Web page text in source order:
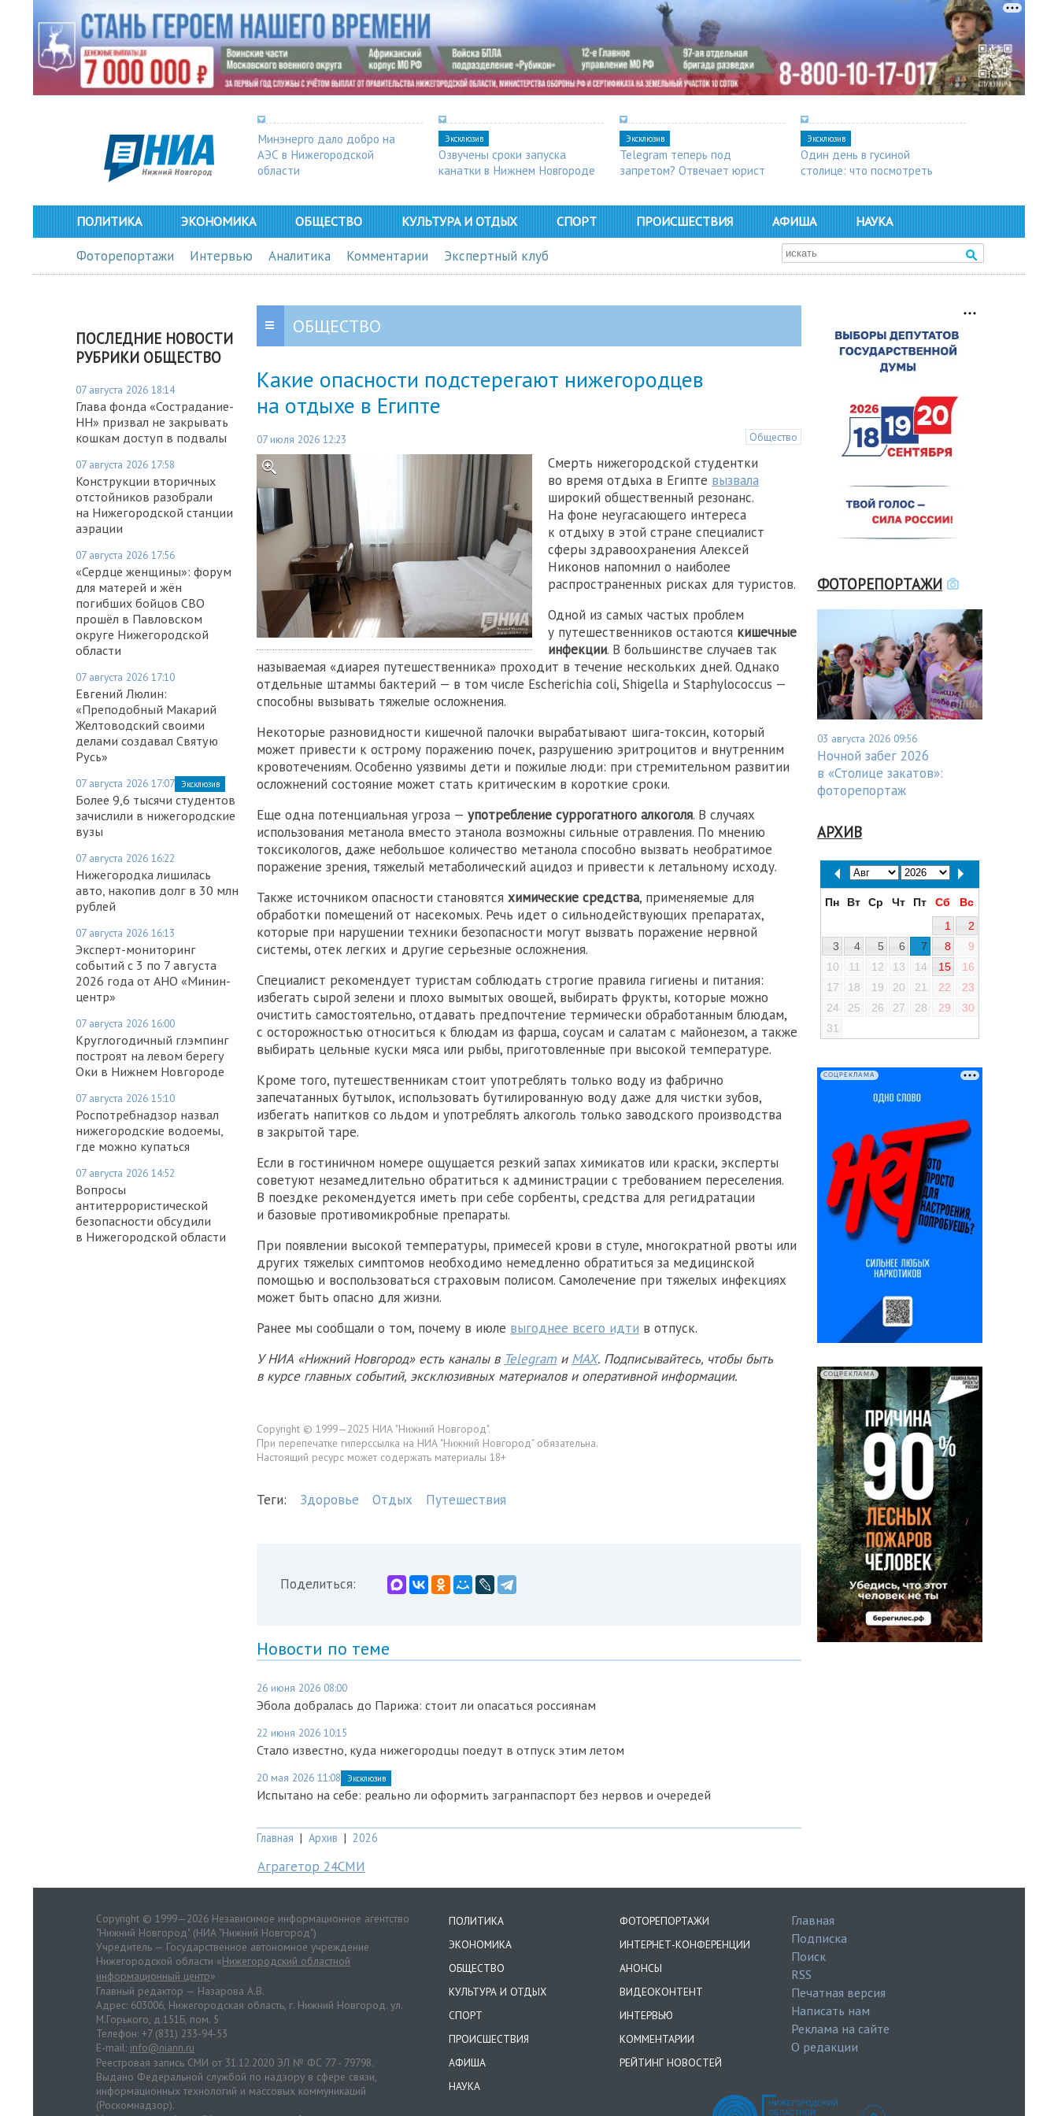
Минэнерго дало добро на
АЭС в Нижегородской
области
Эксклюзив
Озвучены сроки запуска
канатки в Нижнем Новгороде
Эксклюзив
Telegram теперь под
запретом? Отвечает юрист
Эксклюзив
Один день в гусиной
столице: что посмотреть
ПОЛИТИКА ЭКОНОМИКА ОБЩЕСТВО КУЛЬТУРА И ОТДЫХ СПОРТ ПРОИСШЕСТВИЯ АФИША НАУКА
Фоторепортажи Интервью Аналитика Комментарии Экспертный клуб
ПОСЛЕДНИЕ НОВОСТИ
РУБРИКИ ОБЩЕСТВО
07 августа 2026 18:14
Глава фонда «Сострадание-
НН» призвал не закрывать
кошкам доступ в подвалы
07 августа 2026 17:58
Конструкции вторичных
отстойников разобрали
на Нижегородской станции
аэрации
07 августа 2026 17:56
«Сердце женщины»: форум
для матерей и жён
погибших бойцов СВО
прошёл в Павловском
округе Нижегородской
области
07 августа 2026 17:10
Евгений Люлин:
«Преподобный Макарий
Желтоводский своими
делами создавал Святую
Русь»
07 августа 2026 17:07 Эксклюзив
Более 9,6 тысячи студентов
зачислили в нижегородские
вузы
07 августа 2026 16:22
Нижегородка лишилась
авто, накопив долг в 30 млн
рублей
07 августа 2026 16:13
Эксперт-мониторинг
событий с 3 по 7 августа
2026 года от АНО «Минин-
центр»
07 августа 2026 16:00
Круглогодичный глэмпинг
построят на левом берегу
Оки в Нижнем Новгороде
07 августа 2026 15:10
Роспотребнадзор назвал
нижегородские водоемы,
где можно купаться
07 августа 2026 14:52
Вопросы
антитеррористической
безопасности обсудили
в Нижегородской области
ОБЩЕСТВО
Какие опасности подстерегают нижегородцев
на отдыхе в Египте
07 июля 2026 12:23 Общество
Смерть нижегородской студентки
во время отдыха в Египте вызвала
широкий общественный резонанс.
На фоне неугасающего интереса
к отдыху в этой стране специалист
сферы здравоохранения Алексей
Никонов напомнил о наиболее
распространенных рисках для туристов.
Одной из самых частых проблем
у путешественников остаются кишечные
инфекции. В большинстве случаев так
называемая «диарея путешественника» проходит в течение нескольких дней. Однако
отдельные штаммы бактерий — в том числе Escherichia coli, Shigella и Staphylococcus —
способны вызывать тяжелые осложнения.
Некоторые разновидности кишечной палочки вырабатывают шига-токсин, который
может привести к острому поражению почек, разрушению эритроцитов и внутренним
кровотечениям. Особенно уязвимы дети и пожилые люди: при стремительном развитии
осложнений состояние может стать критическим в короткие сроки.
Еще одна потенциальная угроза — употребление суррогатного алкоголя. В случаях
использования метанола вместо этанола возможны сильные отравления. По мнению
токсикологов, даже небольшое количество метанола способно вызвать необратимое
поражение зрения, тяжелый метаболический ацидоз и привести к летальному исходу.
Также источником опасности становятся химические средства, применяемые для
обработки помещений от насекомых. Речь идет о сильнодействующих препаратах,
которые при нарушении техники безопасности могут вызвать поражение нервной
системы, отек легких и другие серьезные осложнения.
Специалист рекомендует туристам соблюдать строгие правила гигиены и питания:
избегать сырой зелени и плохо вымытых овощей, выбирать фрукты, которые можно
очистить самостоятельно, отдавать предпочтение термически обработанным блюдам,
с осторожностью относиться к блюдам из фарша, соусам и салатам с майонезом, а также
выбирать цельные куски мяса или рыбы, приготовленные при высокой температуре.
Кроме того, путешественникам стоит употреблять только воду из фабрично
запечатанных бутылок, использовать бутилированную воду даже для чистки зубов,
избегать напитков со льдом и употреблять алкоголь только заводского производства
в закрытой таре.
Если в гостиничном номере ощущается резкий запах химикатов или краски, эксперты
советуют незамедлительно обратиться к администрации с требованием переселения.
В поездке рекомендуется иметь при себе сорбенты, средства для регидратации
и базовые противомикробные препараты.
При появлении высокой температуры, примесей крови в стуле, многократной рвоты или
других тяжелых симптомов необходимо немедленно обратиться за медицинской
помощью и воспользоваться страховым полисом. Самолечение при тяжелых инфекциях
может быть опасно для жизни.
Ранее мы сообщали о том, почему в июле выгоднее всего идти в отпуск.
У НИА «Нижний Новгород» есть каналы в Telegram и MAX. Подписывайтесь, чтобы быть
в курсе главных событий, эксклюзивных материалов и оперативной информации.
Copyright © 1999—2025 НИА "Нижний Новгород".
При перепечатке гиперссылка на НИА "Нижний Новгород" обязательна.
Настоящий ресурс может содержать материалы 18+
Теги: Здоровье Отдых Путешествия
Поделиться:
Новости по теме
26 июня 2026 08:00
Эбола добралась до Парижа: стоит ли опасаться россиянам
22 июня 2026 10:15
Стало известно, куда нижегородцы поедут в отпуск этим летом
20 мая 2026 11:08 Эксклюзив
Испытано на себе: реально ли оформить загранпаспорт без нервов и очередей
Главная | Архив | 2026
Аграгетор 24СМИ
ФОТОРЕПОРТАЖИ
03 августа 2026 09:56
Ночной забег 2026
в «Столице закатов»:
фоторепортаж
АРХИВ
Пн Вт Ср Чт Пт Сб
Вс
1
2
3
4 5 6 7 8
9
10
11 12 13 14 15
16
17
18 19 20 21 22
23
24
25 26 27 28 29
30
31
СОЦРЕКЛАМА
СОЦРЕКЛАМА
Copyright © 1999—2026 Независимое информационное агентство
"Нижний Новгород" (НИА "Нижний Новгород")
Учредитель — Государственное автономное учреждение
Нижегородской области «Нижегородский областной
информационный центр»
Главный редактор — Назарова А.В.
Адрес: 603006, Нижегородская область, г. Нижний Новгород. ул.
М.Горького, д.151Б, пом. 5
Телефон: +7 (831) 233-94-53
E-mail: info@niann.ru
Реестровая запись СМИ от 31.12.2020 ЭЛ № ФС 77 - 79798.
Выдано Федеральной службой по надзору в сфере связи,
информационных технологий и массовых коммуникаций
(Роскомнадзор).
ПОЛИТИКА
ЭКОНОМИКА
ОБЩЕСТВО
КУЛЬТУРА И ОТДЫХ
СПОРТ
ПРОИСШЕСТВИЯ
АФИША
НАУКА
ФОТОРЕПОРТАЖИ
ИНТЕРНЕТ-КОНФЕРЕНЦИИ
АНОНСЫ
ВИДЕОКОНТЕНТ
ИНТЕРВЬЮ
КОММЕНТАРИИ
РЕЙТИНГ НОВОСТЕЙ
Главная
Подписка
Поиск
RSS
Печатная версия
Написать нам
Реклама на сайте
О редакции